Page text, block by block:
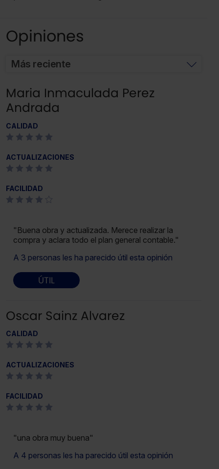
Opiniones
Más reciente
Maria Inmaculada Perez
Andrada
CALIDAD
ACTUALIZACIONES
FACILIDAD
"Buena obra y actualizada. Merece realizar la
compra y aclara todo el plan general contable."
A 3 personas les ha parecido útil esta opinión
ÚTIL
Oscar Sainz Alvarez
CALIDAD
ACTUALIZACIONES
FACILIDAD
"una obra muy buena"
A 4 personas les ha parecido útil esta opinión